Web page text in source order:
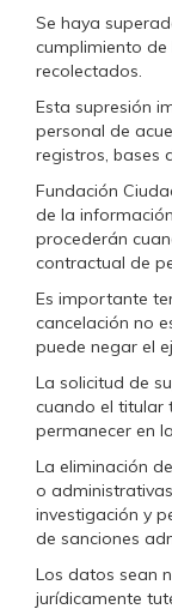
Se haya
cumplimiento
recolectados.
Esta supresión
personal de
registros, bases
Fundación
de la
procederán
contractual de
Es importante
cancelación no
puede negar el
La solicitud de
cuando el titular
permanecer en
La eliminación
o
investigación y
de sanciones
Los datos sean
jurídicamente